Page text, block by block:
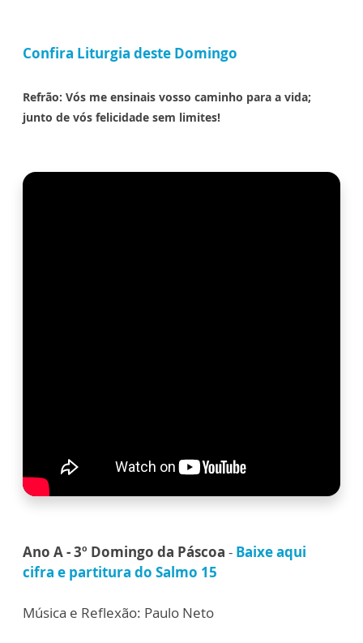
Confira Liturgia deste Domingo
Refrão: Vós me ensinais vosso caminho para a vida;
junto de vós felicidade sem limites!
Ano A - 3º Domingo da Páscoa - Baixe aqui
cifra e partitura do Salmo 15
Música e Reflexão: Paulo Neto